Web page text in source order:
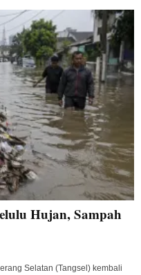
Hujan, Sampah
Selatan (Tangsel) kembali